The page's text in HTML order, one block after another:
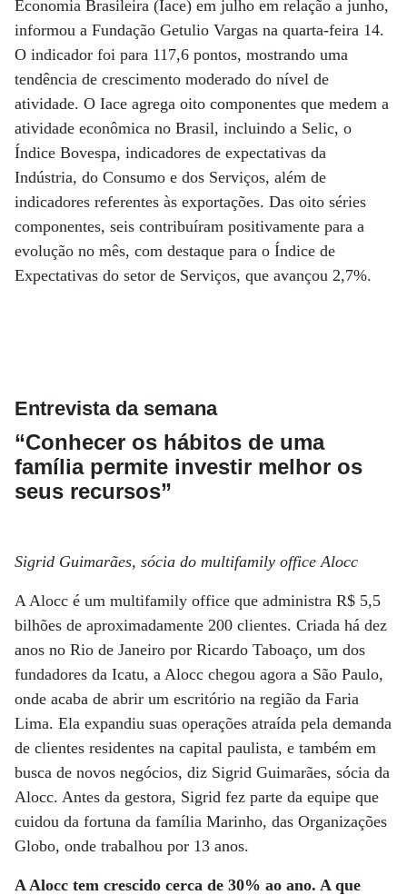
Economia Brasileira (Iace) em julho em relação a junho,
informou a Fundação Getulio Vargas na quarta-feira 14.
O indicador foi para 117,6 pontos, mostrando uma
tendência de crescimento moderado do nível de
atividade. O Iace agrega oito componentes que medem a
atividade econômica no Brasil, incluindo a Selic, o
Índice Bovespa, indicadores de expectativas da
Indústria, do Consumo e dos Serviços, além de
indicadores referentes às exportações. Das oito séries
componentes, seis contribuíram positivamente para a
evolução no mês, com destaque para o Índice de
Expectativas do setor de Serviços, que avançou 2,7%.
Entrevista da semana
“Conhecer os hábitos de uma
família permite investir melhor os
seus recursos”
Sigrid Guimarães, sócia do multifamily office Alocc
A Alocc é um multifamily office que administra R$ 5,5
bilhões de aproximadamente 200 clientes. Criada há dez
anos no Rio de Janeiro por Ricardo Taboaço, um dos
fundadores da Icatu, a Alocc chegou agora a São Paulo,
onde acaba de abrir um escritório na região da Faria
Lima. Ela expandiu suas operações atraída pela demanda
de clientes residentes na capital paulista, e também em
busca de novos negócios, diz Sigrid Guimarães, sócia da
Alocc. Antes da gestora, Sigrid fez parte da equipe que
cuidou da fortuna da família Marinho, das Organizações
Globo, onde trabalhou por 13 anos.
A Alocc tem crescido cerca de 30% ao ano. A que